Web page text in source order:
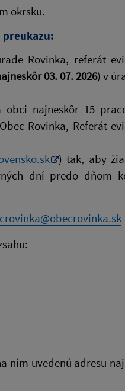
okrsku.
preukazu:
Rovinka, referát
03. 07. 2026) v
najneskôr 15
Rovinka, Referát
) tak, aby
dní predo dňom
ním uvedenú adresu